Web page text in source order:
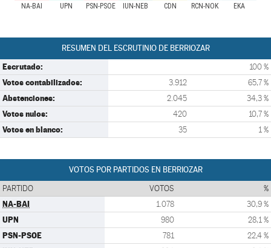
NA-BAI UPN PSN-PSOE IUN-NEB CDN RCN-NOK EKA
RESUMEN DEL ESCRUTINIO DE BERRIOZAR
Escrutado: 100 %
Votos contabilizados: 3.912 65,7 %
Abstenciones: 2.045 34,3 %
Votos nulos: 420 10,7 %
Votos en blanco: 35 1 %
VOTOS POR PARTIDOS EN BERRIOZAR
PARTIDO VOTOS %
NA-BAI 1.078 30,9 %
UPN 980 28,1 %
PSN-PSOE 781 22,4 %